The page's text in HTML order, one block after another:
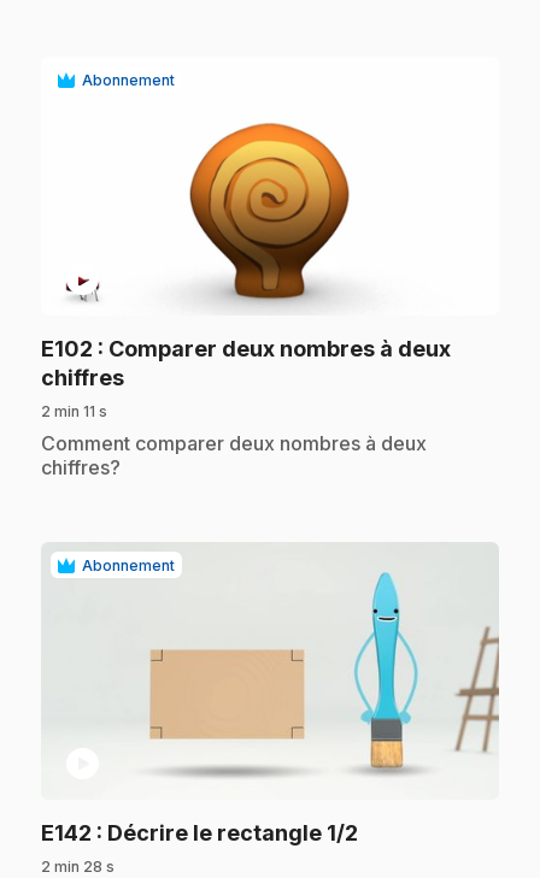
Abonnement
play_circle
E102 : Comparer deux nombres à deux
chiffres.
2 min 11 s
.Comment comparer deux nombres à deux
chiffres?
Abonnement
E142 : Décrire le rectangle 1/2
2 min 28 s